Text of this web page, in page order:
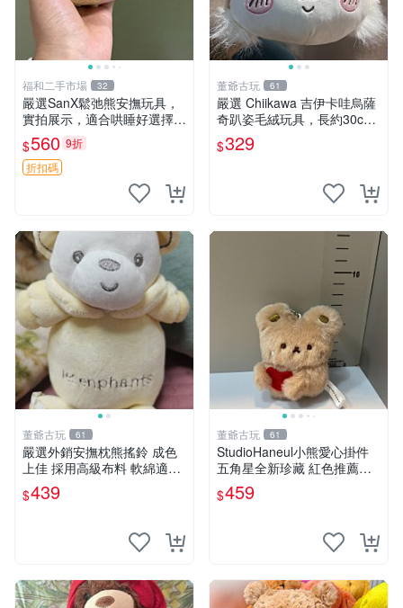
福和二手市場 32
嚴選SanX鬆弛熊安撫玩具，
實拍展示，適合哄睡好選擇
電腦玩具 安撫用品
$560 9折
折扣碼
董爺古玩 61
嚴選 Chiikawa 吉伊卡哇烏薩
奇趴姿毛絨玩具，長約30c
m，質地超軟適合收藏 烏薩
奇 Chiikawa 毛絨 超軟
$329
董爺古玩 61
嚴選外銷安撫枕熊搖鈴 成色
上佳 採用高級布料 軟綿適合
收藏 安心選購 安撫枕 熊玩具
搖鈴
$439
董爺古玩 61
StudioHaneul小熊愛心掛件
五角星全新珍藏 紅色推薦收
藏 玩具掛飾 掛件 新品
$459